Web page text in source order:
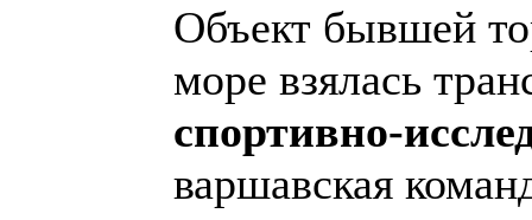
Объект бывшей
море взялась
спортивно-
варшавская